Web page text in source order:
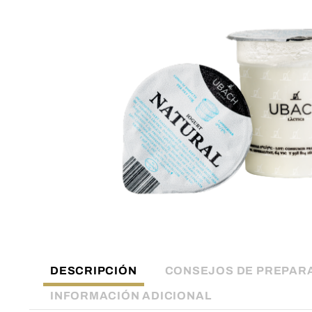
DESCRIPCIÓN CONSEJOS DE
INFORMACIÓN ADICIONAL